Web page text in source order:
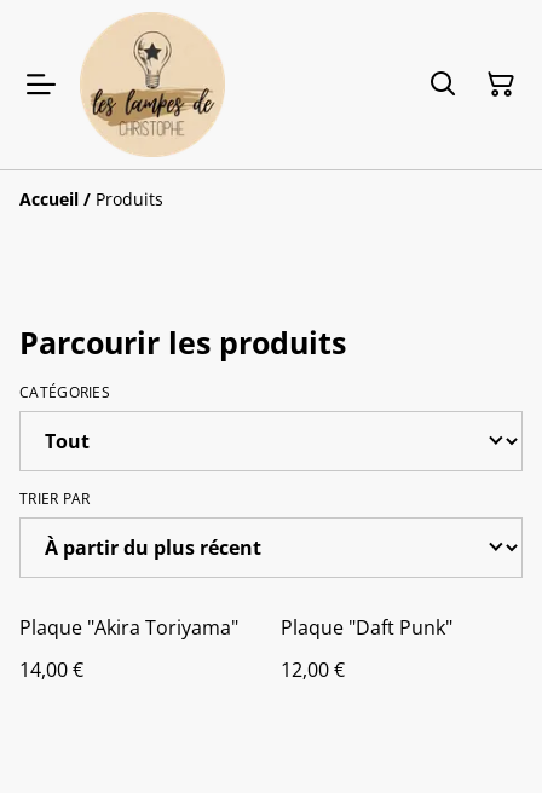
Accueil / Produits
Parcourir les produits
CATÉGORIES
TRIER PAR
Plaque "Akira Toriyama"
14,00 €
Plaque "Daft Punk"
12,00 €